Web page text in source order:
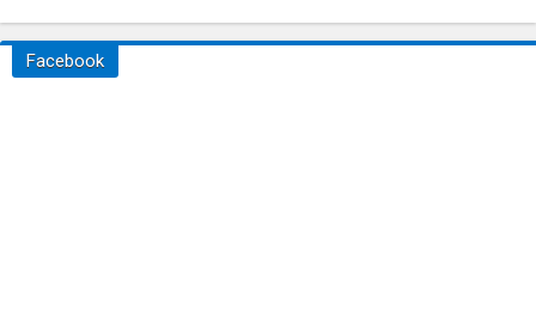
Facebook